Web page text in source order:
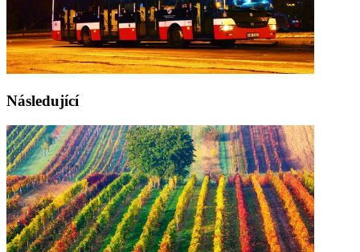
Následující